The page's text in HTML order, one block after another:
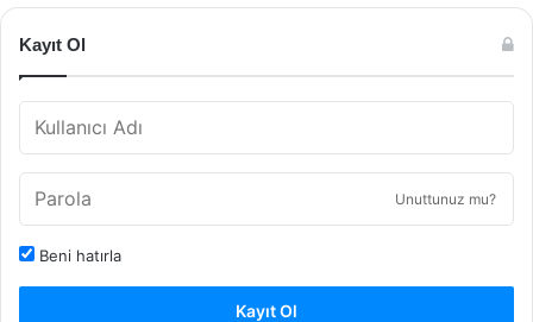
Kayıt Ol
Unuttunuz mu?
Beni hatırla
Kayıt Ol